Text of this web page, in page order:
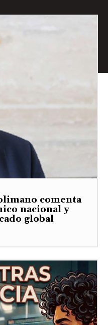
comenta
nacional y
global